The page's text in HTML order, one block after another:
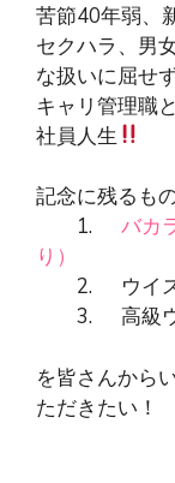
苦節40年弱、
セクハラ、男
な扱いに屈せ
キャリ管理職
社員人生
記念に残るも
1. バカ
り）
2. ウイス
3. 高級ウ
を皆さんから
ただきたい！